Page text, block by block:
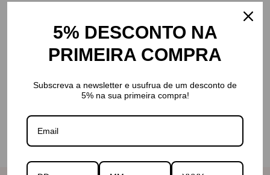
5% DESCONTO NA
PRIMEIRA COMPRA
Subscreva a newsletter e usufrua de um desconto de
5% na sua primeira compra!